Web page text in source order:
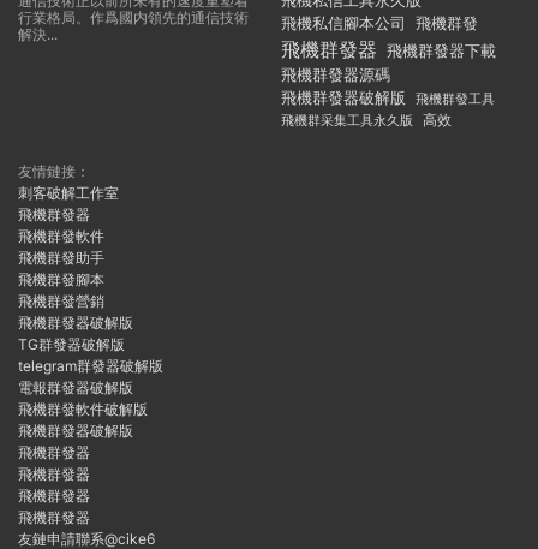
行業格局。作爲國内領先的通信技術
解決...
飛機私信腳本公司
飛機群發
飛機群發器 飛機群發器下載
飛機群發器源碼
飛機群發器破解版
飛機群發工具
飛機群采集工具永久版
高效
友情鏈接：
刺客破解工作室
飛機群發器
飛機群發軟件
飛機群發助手
飛機群發腳本
飛機群發營銷
飛機群發器破解版
TG群發器破解版
telegram群發器破解版
電報群發器破解版
飛機群發軟件破解版
飛機群發器破解版
飛機群發器
飛機群發器
飛機群發器
飛機群發器
友鏈申請聯系@cike6